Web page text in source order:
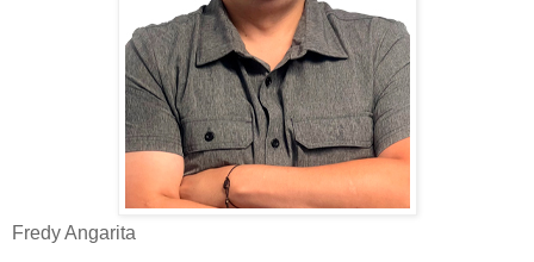
Fredy Angarita